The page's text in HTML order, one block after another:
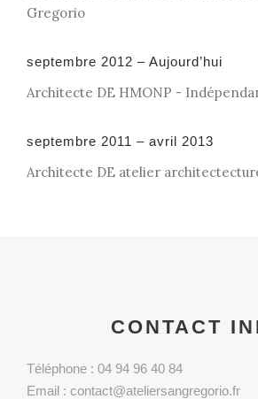
Gregorio
septembre 2012 – Aujourd’hui
Architecte DE HMONP -
septembre 2011 – avril 2013
Architecte DE atelier
CONTACT
Téléphone : 04 94 96 40 84
Email : contact@ateliersangregorio.fr